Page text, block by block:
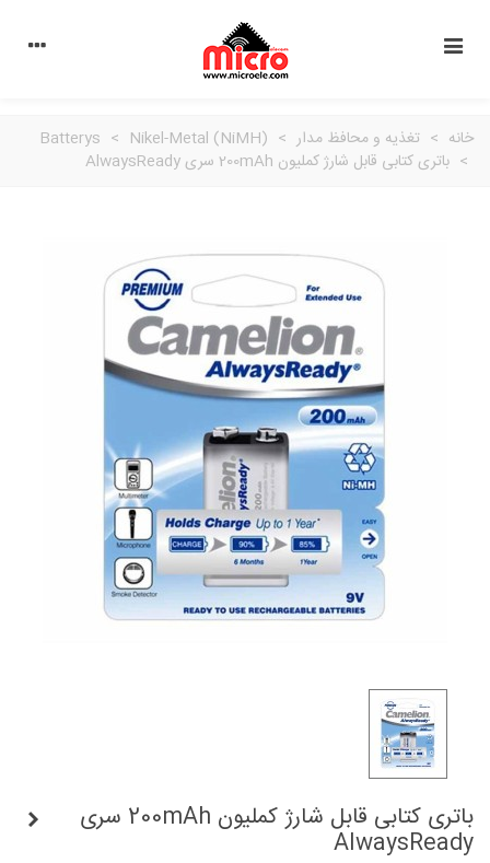
خانه > تغذیه و محافظ مدار >
Batterys > Nikel-Metal (NiMH)
> باتری کتابی قابل شارژ کملیون 200mAh سری AlwaysReady
باتری کتابی قابل شارژ کملیون 200mAh سری
AlwaysReady